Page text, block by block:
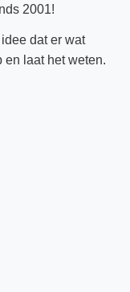
2001!
dat er wat
en laat het weten.